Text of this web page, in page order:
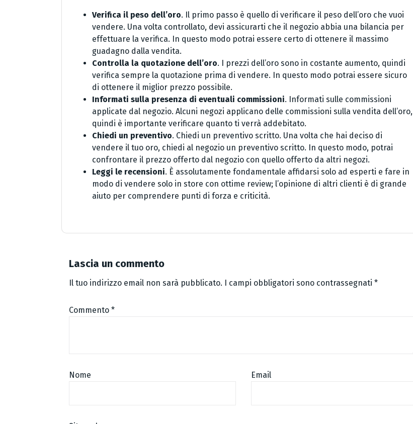
Verifica il peso dell’oro. Il primo passo è quello di verificare il peso dell’oro che vuoi
vendere. Una volta controllato, devi assicurarti che il negozio abbia una bilancia per
effettuare la verifica. In questo modo potrai essere certo di ottenere il massimo
guadagno dalla vendita.
Controlla la quotazione dell’oro. I prezzi dell’oro sono in costante aumento, quindi
verifica sempre la quotazione prima di vendere. In questo modo potrai essere sicuro
di ottenere il miglior prezzo possibile.
Informati sulla presenza di eventuali commissioni. Informati sulle commissioni
applicate dal negozio. Alcuni negozi applicano delle commissioni sulla vendita dell’oro,
quindi è importante verificare quanto ti verrà addebitato.
Chiedi un preventivo. Chiedi un preventivo scritto. Una volta che hai deciso di
vendere il tuo oro, chiedi al negozio un preventivo scritto. In questo modo, potrai
confrontare il prezzo offerto dal negozio con quello offerto da altri negozi.
Leggi le recensioni. È assolutamente fondamentale affidarsi solo ad esperti e fare in
modo di vendere solo in store con ottime review; l’opinione di altri clienti è di grande
aiuto per comprendere punti di forza e criticità.
Lascia un commento
Il tuo indirizzo email non sarà pubblicato. I campi obbligatori sono contrassegnati *
Commento *
Nome Email